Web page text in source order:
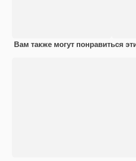
Вам также могут понравиться